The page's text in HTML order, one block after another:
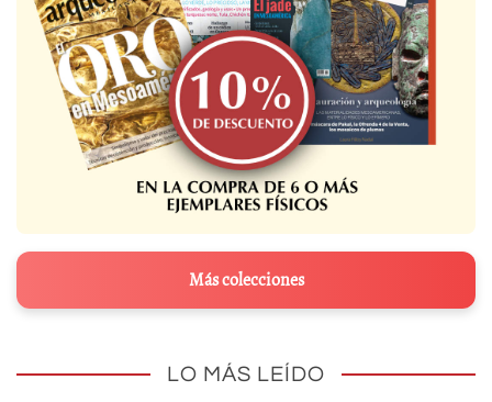
Más colecciones
LO MÁS LEÍDO